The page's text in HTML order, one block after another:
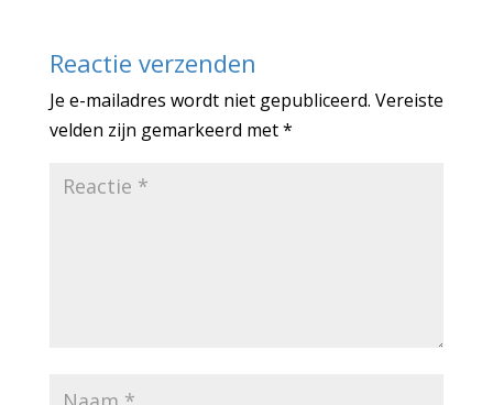
Reactie verzenden
Je e-mailadres wordt niet gepubliceerd. Vereiste
velden zijn gemarkeerd met*